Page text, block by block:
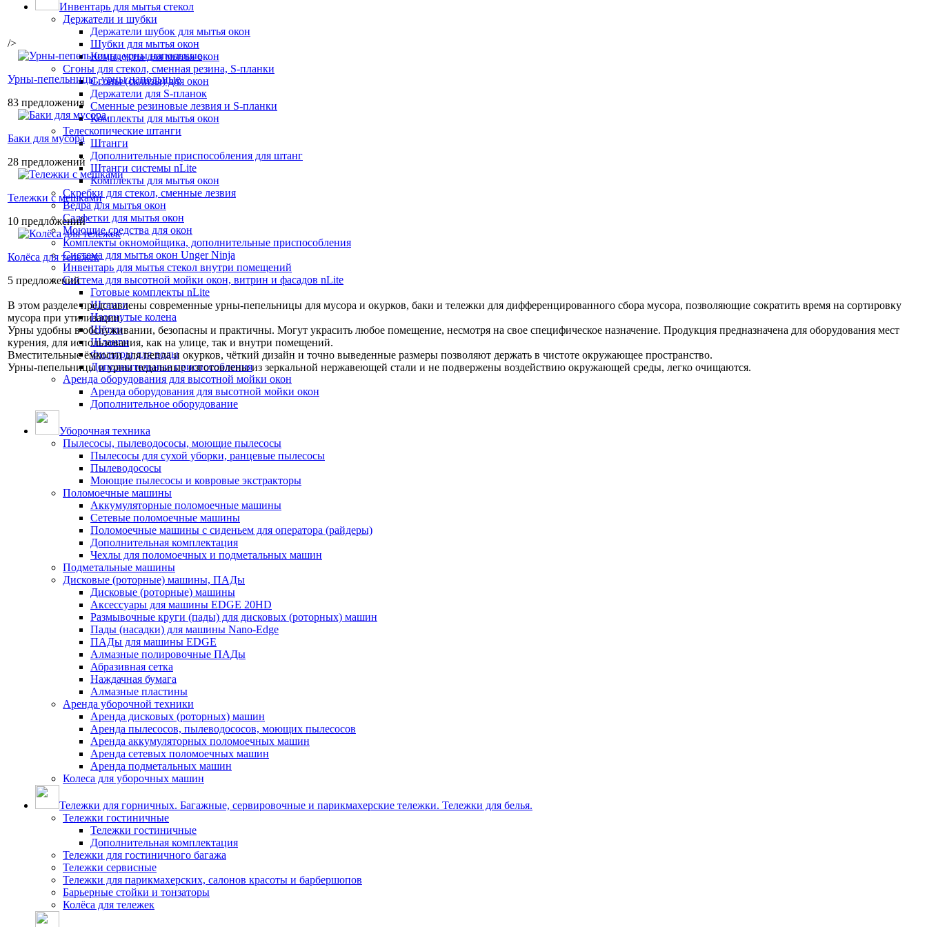
Инвентарь для мытья стекол
Держатели и шубки
Держатели шубок для мытья окон
Шубки для мытья окон
Комплекты для мытья окон
Сгоны для стекол, сменная резина, S-планки
Сгоны (склизы) для окон
Держатели для S-планок
Сменные резиновые лезвия и S-планки
Комплекты для мытья окон
Телескопические штанги
Штанги
Дополнительные приспособления для штанг
Штанги системы nLite
Комплекты для мытья окон
Скребки для стекол, сменные лезвия
Ведра для мытья окон
Салфетки для мытья окон
Моющие средства для окон
Комплекты окномойщика, дополнительные приспособления
Система для мытья окон Unger Ninja
Инвентарь для мытья стекол внутри помещений
Система для высотной мойки окон, витрин и фасадов nLite
Готовые комплекты nLite
Штанги
Изогнутые колена
Щётки
Шланги
Фильтры для воды
Дополнительные приспособления
Аренда оборудования для высотной мойки окон
Аренда оборудования для высотной мойки окон
Дополнительное оборудование
Уборочная техника
Пылесосы, пылеводососы, моющие пылесосы
Пылесосы для сухой уборки, ранцевые пылесосы
Пылеводососы
Моющие пылесосы и ковровые экстракторы
Поломоечные машины
Аккумуляторные поломоечные машины
Сетевые поломоечные машины
Поломоечные машины с сиденьем для оператора (райдеры)
Дополнительная комплектация
Чехлы для поломоечных и подметальных машин
Подметальные машины
Дисковые (роторные) машины, ПАДы
Дисковые (роторные) машины
Аксессуары для машины EDGE 20HD
Размывочные круги (пады) для дисковых (роторных) машин
Пады (насадки) для машины Nano-Edge
ПАДы для машины EDGE
Алмазные полировочные ПАДы
Абразивная сетка
Наждачная бумага
Алмазные пластины
Аренда уборочной техники
Аренда дисковых (роторных) машин
Аренда пылесосов, пылеводососов, моющих пылесосов
Аренда аккумуляторных поломоечных машин
Аренда сетевых поломоечных машин
Аренда подметальных машин
Колеса для уборочных машин
Тележки для горничных. Багажные, сервировочные и парикмахерские тележки. Тележки для белья.
Тележки гостиничные
Тележки гостиничные
Дополнительная комплектация
Тележки для гостиничного багажа
Тележки сервисные
Тележки для парикмахерских, салонов красоты и барбершопов
Барьерные стойки и тонзаторы
Колёса для тележек
/>
Урны-пепельницы, урны напольные
83 предложения
Баки для мусора
28 предложений
Тележки с мешками
10 предложений
Колёса для тележек
5 предложений
В этом разделе представлены современные урны-пепельницы для мусора и окурков, баки и тележки для дифференцированного сбора мусора, позволяющие сократить время на сортировку
мусора при утилизации.
Урны удобны в обслуживании, безопасны и практичны. Могут украсить любое помещение, несмотря на свое специфическое назначение. Продукция предназначена для оборудования мест
курения, для использования, как на улице, так и внутри помещений.
Вместительные ёмкости для пепла и окурков, чёткий дизайн и точно выведенные размеры позволяют держать в чистоте окружающее пространство.
Урны-пепельницы и урны педальные изготовлены из зеркальной нержавеющей стали и не подвержены воздействию окружающей среды, легко очищаются.